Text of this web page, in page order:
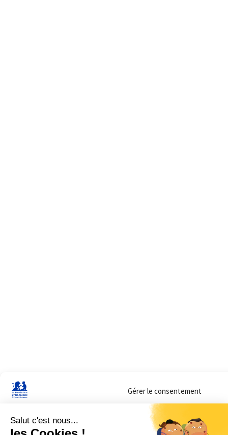
Gérer le consentement
Sur ce site, nous utilisons des cookies pour mesurer notre audience et vous
lorsque vous y consentez. Vous pouvez sélectionner ceux que vous autorisez